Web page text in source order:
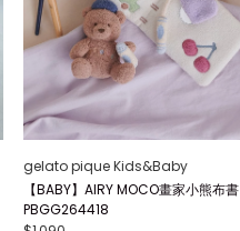
gelato pique Kids&Baby
【BABY】AIRY MOCO畫家小熊布書
PBGG264418